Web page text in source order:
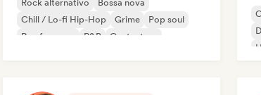
Rock alternativo
Bossa nova
Chill / Lo-fi Hip-Hop
Grime
Pop soul
Rap francese
R&B Cantautore